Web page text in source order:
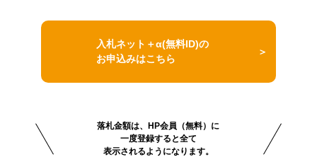
入札ネット＋α(無料ID)の
お申込みはこちら
落札金額は、HP会員（無料）に
一度登録すると全て
表示されるようになります。